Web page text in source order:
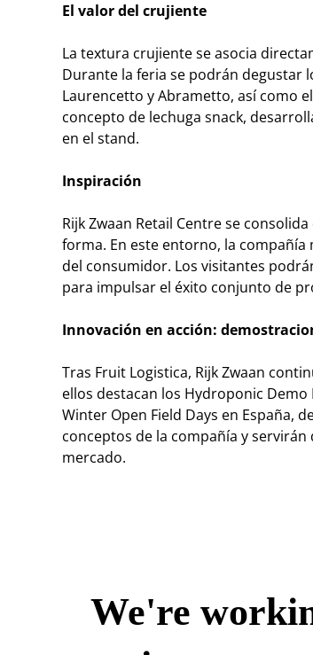
El valor del crujiente
La textura crujiente se asocia
Durante la feria se podrán degustar
Laurencetto y Abrametto, así como
concepto de lechuga snack,
en el stand.
Inspiración
Rijk Zwaan Retail Centre se
forma. En este entorno, la
del consumidor. Los visitantes
para impulsar el éxito conjunto de
Innovación en acción:
Tras Fruit Logistica, Rijk Zwaan
ellos destacan los Hydroponic Demo
Winter Open Field Days en España,
conceptos de la compañía y
mercado.